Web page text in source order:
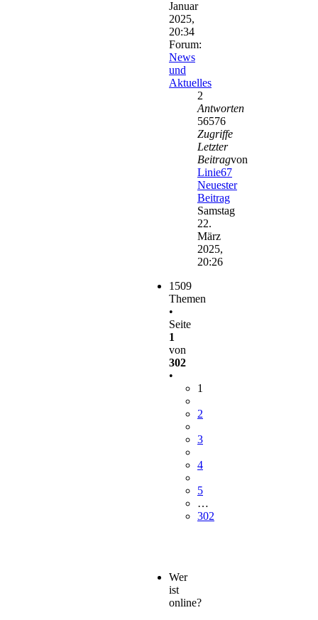
Januar
2025,
20:34
Forum:
News
und
Aktuelles
2
Antworten
56576
Zugriffe
Letzter
Beitragvon
Linie67
Neuester
Beitrag
Samstag
22.
März
2025,
20:26
1509
Themen
•
Seite
1
von
302
•
1
2
3
4
5
…
302
Wer
ist
online?